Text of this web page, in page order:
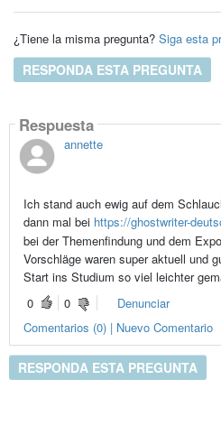
¿Tiene la misma pregunta? Siga esta
RESPONDA ESTA PREGUNTA
Respuesta
annette
Ich stand auch ewig auf dem
dann mal bei https://ghostwriter-
bei der Themenfindung und dem
Vorschläge waren super aktuell und
Start ins Studium so viel leichter
0
0
Denunciar
Comentarios (0) | Nuevo Comentario
RESPONDA ESTA PREGUNTA